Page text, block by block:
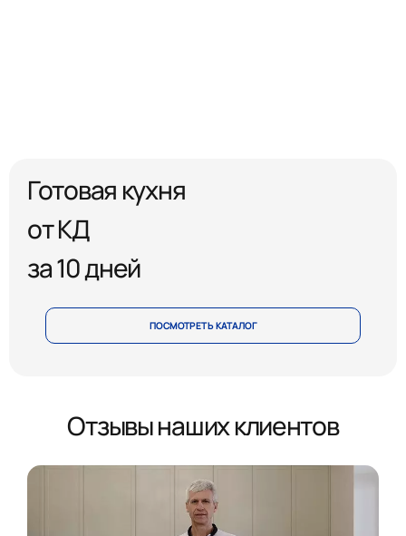
Готовая кухня
от КД
за 10 дней
ПОСМОТРЕТЬ КАТАЛОГ
Отзывы наших клиентов